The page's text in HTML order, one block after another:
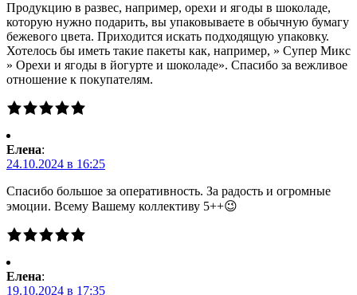
Продукцию в развес, например, орехи и ягоды в шоколаде,
которую нужно подарить, вы упаковываете в обычную бумагу
бежевого цвета. Приходится искать подходящую упаковку.
Хотелось бы иметь такие пакеты как, например, » Супер Микс
» Орехи и ягоды в йогурте и шоколаде». Спасибо за вежливое
отношение к покупателям.
Елена:
24.10.2024 в 16:25
Спасибо большое за оперативность. За радость и огромные
эмоции. Всему Вашему коллективу 5++😉
Елена:
19.10.2024 в 17:35